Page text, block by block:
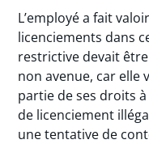
L’employé a fait
licenciements dans
restrictive devait
non avenue, car elle
partie de ses droits
de licenciement
une tentative de